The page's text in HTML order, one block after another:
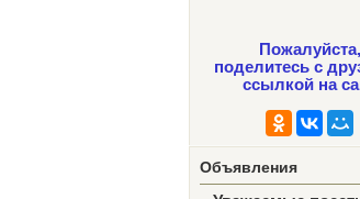
Пожалуйста,
поделитесь с
ссылкой на
Объявления